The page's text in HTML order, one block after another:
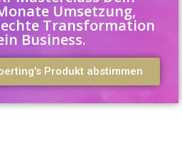
Umsetzung,
Transformation
Business.
Produkt abstimmen